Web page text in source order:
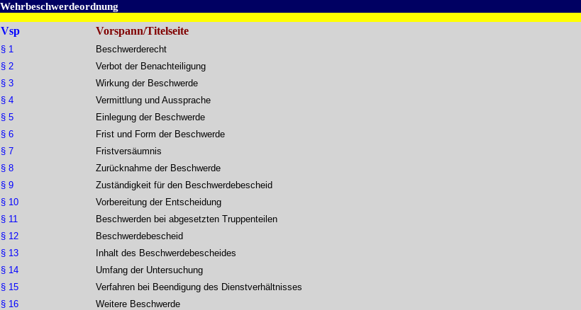
Wehrbeschwerdeordnung
Vsp Vorspann/Titelseite
§ 1
§ 2
§ 3
§ 4
§ 5
§ 6
§ 7
§ 8
§ 9
§ 10
§ 11
§ 12
§ 13
§ 14
§ 15
§ 16
Beschwerderecht
Verbot der Benachteiligung
Wirkung der Beschwerde
Vermittlung und Aussprache
Einlegung der Beschwerde
Frist und Form der Beschwerde
Fristversäumnis
Zurücknahme der Beschwerde
Zuständigkeit für den Beschwerdebescheid
Vorbereitung der Entscheidung
Beschwerden bei abgesetzten Truppenteilen
Beschwerdebescheid
Inhalt des Beschwerdebescheides
Umfang der Untersuchung
Verfahren bei Beendigung des Dienstverhältnisses
Weitere Beschwerde